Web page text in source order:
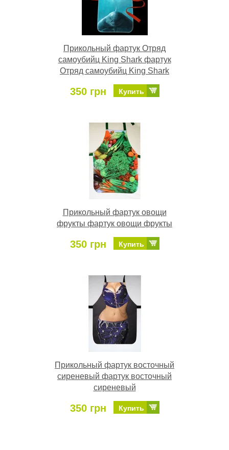
Прикольный фартук Отряд
самоубийц King Shark фартук
Отряд самоубийц King Shark
350 грн Купить
Прикольный фартук овощи
фрукты фартук овощи фрукты
350 грн Купить
Прикольный фартук восточный
сиреневый фартук восточный
сиреневый
350 грн Купить